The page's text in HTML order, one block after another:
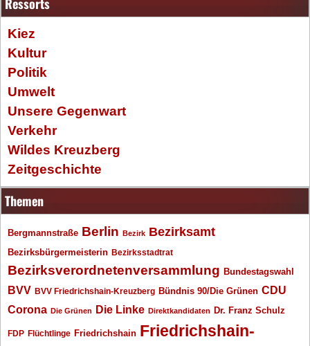
Kiez
Kultur
Politik
Umwelt
Unsere Gegenwart
Verkehr
Wildes Kreuzberg
Zeitgeschichte
Themen
Bergmannstraße Berlin Bezirk Bezirksamt
Bezirksbürgermeisterin Bezirksstadtrat
Bezirksverordnetenversammlung Bundestagswahl
BVV BVV Friedrichshain-Kreuzberg Bündnis 90/Die Grünen CDU
Corona Die Grünen Die Linke Direktkandidaten Dr. Franz Schulz
FDP Flüchtlinge Friedrichshain Friedrichshain-